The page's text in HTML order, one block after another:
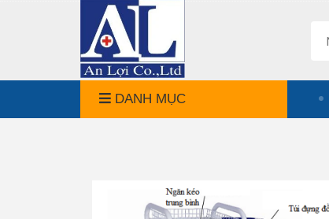
DANH MỤC